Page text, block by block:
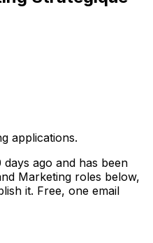
applications.
ago and has been
Marketing roles below,
it. Free, one email